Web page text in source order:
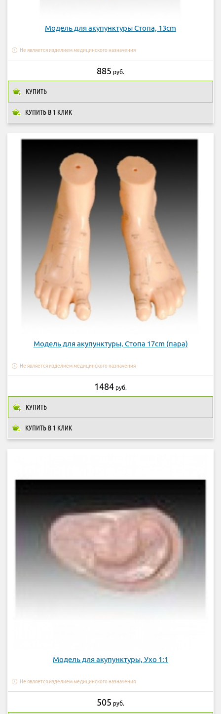
Модель для акупунктуры Стопа, 13cm
Не является изделием медицинского назначения
КУПИТЬ В 1 КЛИК
885 руб.
КУПИТЬ
Модель для акупунктуры, Стопа 17cm (пара)
Не является изделием медицинского назначения
КУПИТЬ В 1 КЛИК
1484 руб.
КУПИТЬ
Модель для акупунктуры, Ухо 1:1
Не является изделием медицинского назначения
505 руб.